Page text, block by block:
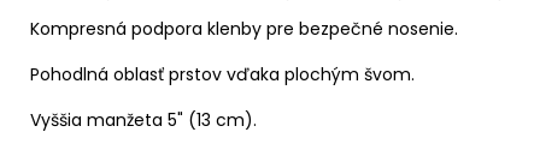
Kompresná podpora klenby pre bezpečné nosenie.
Pohodlná oblasť prstov vďaka plochým švom.
Vyššia manžeta 5" (13 cm).